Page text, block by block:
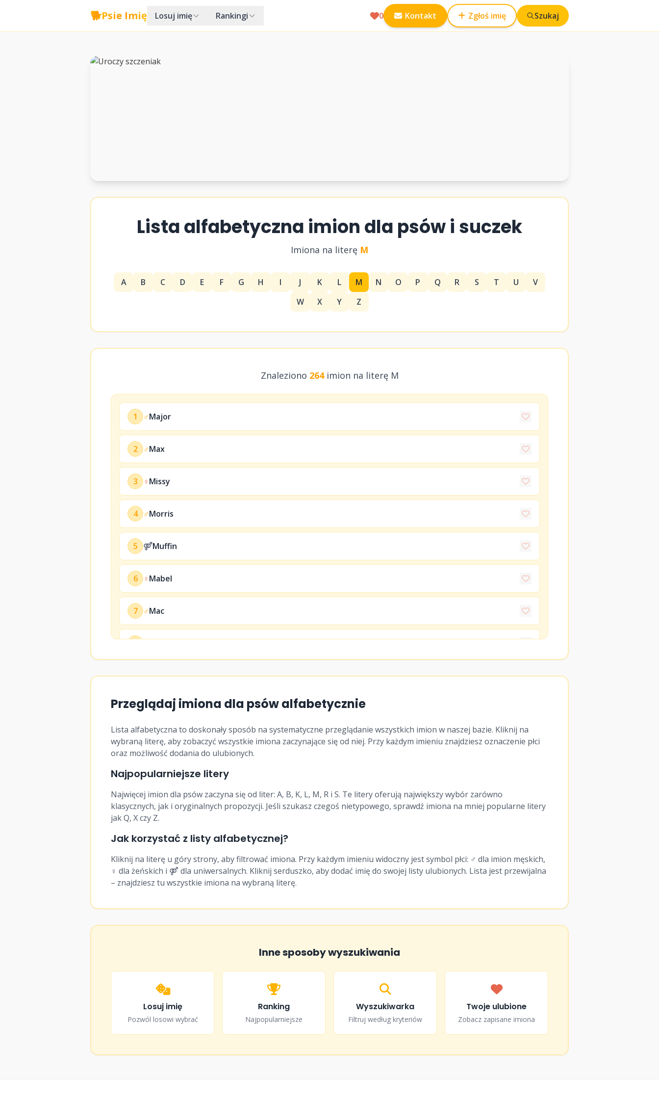
🐕Psie Imię Losuj imię Rankingi 0 Kontakt Zgłoś imię Szukaj
Lista alfabetyczna imion dla psów i suczek
Imiona na literę M
A B C D E F G H I J K L M N O P Q R S T U
V
W
X Y Z
Znaleziono 264imion na literę M
1 ♂Major
2 ♂Max
3 ♀Missy
4 ♂Morris
5 ⚤Muffin
6 ♀Mabel
7 ♂Mac
9 ♀Madison
10 ♀Maggie
11 ♂Magnat
12 ♀Maisie
13 ♂Maks
14 ♂Malachit
15 ♂Malcolm
20 ♂Marley
Przeglądaj imiona dla psów alfabetycznie
Lista alfabetyczna to doskonały sposób na systematyczne przeglądanie wszystkich imion w naszej bazie. Kliknij na
wybraną literę, aby zobaczyć wszystkie imiona zaczynające się od niej. Przy każdym imieniu znajdziesz oznaczenie płci
oraz możliwość dodania do ulubionych.
Najpopularniejsze litery
Najwięcej imion dla psów zaczyna się od liter: A, B, K, L, M, R i S. Te litery oferują największy wybór zarówno
klasycznych, jak i oryginalnych propozycji. Jeśli szukasz czegoś nietypowego, sprawdź imiona na mniej popularne litery
jak Q, X czy Z.
Jak korzystać z listy alfabetycznej?
Kliknij na literę u góry strony, aby filtrować imiona. Przy każdym imieniu widoczny jest symbol płci: ♂ dla imion męskich,
♀ dla żeńskich i ⚤ dla uniwersalnych. Kliknij serduszko, aby dodać imię do swojej listy ulubionych. Lista jest przewijalna
– znajdziesz tu wszystkie imiona na wybraną literę.
Inne sposoby wyszukiwania
Losuj imię
Pozwól losowi wybrać
Ranking
Najpopularniejsze
Wyszukiwarka
Filtruj według kryteriów
Twoje ulubione
Zobacz zapisane imiona